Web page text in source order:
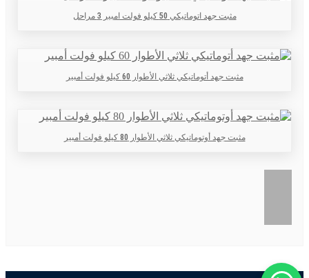
مثبت جهد اتوماتيكي 50 كيلو فولت امبير 3 مراحل
مثبت جهد أتوماتيكي ثلاثي الأطوار 60 كيلو فولت أمبير
مثبت جهد أوتوماتيكي ثلاثي الأطوار 80 كيلو فولت أمبير